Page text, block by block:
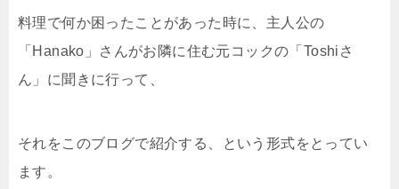
料理で何か困ったことがあった時に、主人公の
「Hanako」さんがお隣に住む元コックの「Toshiさ
ん」に聞きに行って、
それをこのブログで紹介する、という形式をとってい
ます。